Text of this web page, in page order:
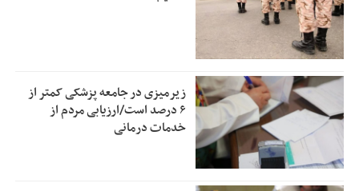
زیرمیزی در جامعه پزشکی کمتر از
۶ درصد است/ارزیابی مردم از
خدمات درمانی